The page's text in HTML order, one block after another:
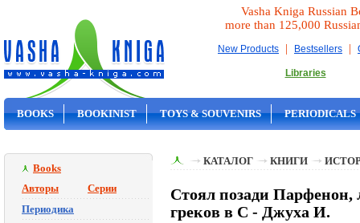
Vasha Kniga Russian
more than 125,000
New Products | Bestsellers |
Libraries
BOOKS BOOKINIST TOYS & SOUVENIRS PERIODICALS
Books
Авторы
Серии
Периодика
КАТАЛОГ КНИГИ
Стоял позади Парфенон,
греков в С - Джуха И.